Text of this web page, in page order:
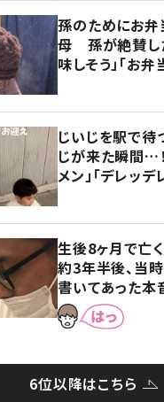
孫のためにお弁
母 孫が絶賛し
味しそう」「お弁
じいじを駅で
じが来た瞬間…
メン」「デレッデ
生後8ヶ月で亡
約3年半後、当
書いてあった本
6位以降はこちら